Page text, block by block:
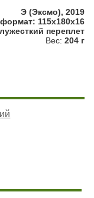
Э (Эксмо), 2019
115x180x16
переплет
Вес: 204 г